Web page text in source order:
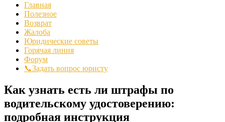
Главная
Полезное
Возврат
Жалоба
Юридические советы
Горячая линия
Форум
📞Задать вопрос юристу
Как узнать есть ли штрафы по
водительскому удостоверению:
подробная инструкция